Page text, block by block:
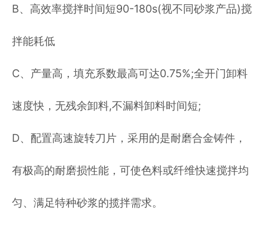
B、高效率搅拌时间短90-180s(视不同砂浆产品)搅
拌能耗低
C、产量高，填充系数最高可达0.75%;全开门卸料
速度快，无残余卸料,不漏料卸料时间短;
D、配置高速旋转刀片，采用的是耐磨合金铸件，
有极高的耐磨损性能，可使色料或纤维快速搅拌均
匀、满足特种砂浆的揽拌需求。